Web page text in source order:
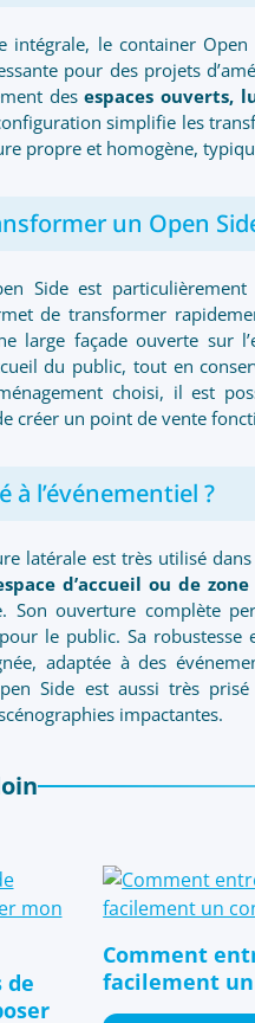
intégrale, le container
pour des projets
desespaces ouverts,
simplifie les
propre et homogène,
un Open
Side est
de transformer
large façade ouverte sur
du public, tout en
choisi, il est
créer un point de vente
à l’événementiel ?
latérale est très utilisé
d’accueil ou de zone
Son ouverture complète
le public. Sa
adaptée à des
Side est aussi très prisé
impactantes.
de
Comment
facilement